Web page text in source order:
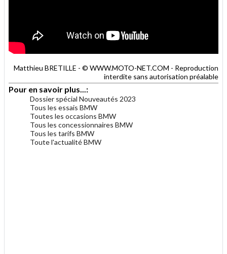
Matthieu BRETILLE - © WWW.MOTO-NET.COM - Reproduction
interdite sans autorisation préalable
Pour en savoir plus...:
Dossier spécial Nouveautés 2023
Tous les essais BMW
Toutes les occasions BMW
Tous les concessionnaires BMW
Tous les tarifs BMW
Toute l'actualité BMW